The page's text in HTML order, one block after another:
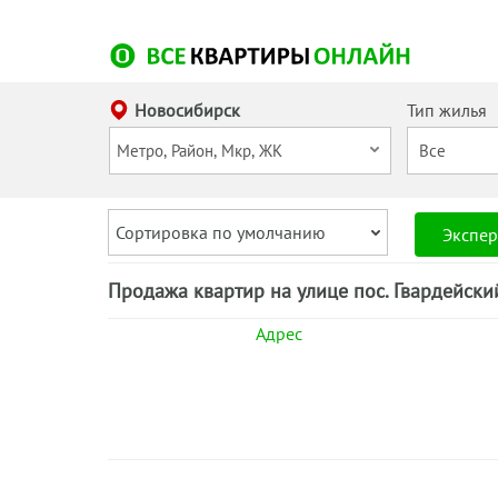
Новосибирск Тип жилья
Сортировка по умолчанию
Продажа квартир на улице пос.
Адрес